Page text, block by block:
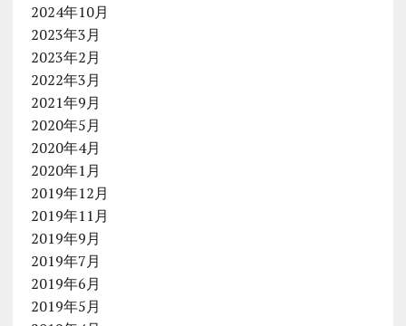
2024年10月
2023年3月
2023年2月
2022年3月
2021年9月
2020年5月
2020年4月
2020年1月
2019年12月
2019年11月
2019年9月
2019年7月
2019年6月
2019年5月